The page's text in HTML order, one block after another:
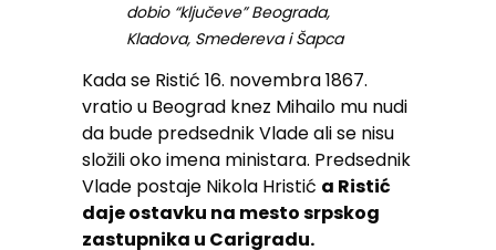
dobio “ključeve” Beograda,
Kladova, Smedereva i Šapca
Kada se Ristić 16. novembra 1867.
vratio u Beograd knez Mihailo mu nudi
da bude predsednik Vlade ali se nisu
složili oko imena ministara. Predsednik
Vlade postaje Nikola Hristić a Ristić
daje ostavku na mesto srpskog
zastupnika u Carigradu.